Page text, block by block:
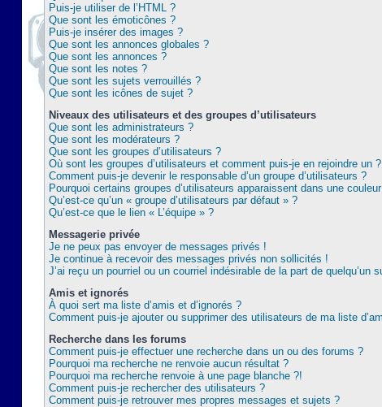
Puis-je utiliser de l’HTML ?
Que sont les émoticônes ?
Puis-je insérer des images ?
Que sont les annonces globales ?
Que sont les annonces ?
Que sont les notes ?
Que sont les sujets verrouillés ?
Que sont les icônes de sujet ?
Niveaux des utilisateurs et des groupes d’utilisateurs
Que sont les administrateurs ?
Que sont les modérateurs ?
Que sont les groupes d’utilisateurs ?
Où sont les groupes d’utilisateurs et comment puis-je en rejoindre un ?
Comment puis-je devenir le responsable d’un groupe d’utilisateurs ?
Pourquoi certains groupes d’utilisateurs apparaissent dans une
Qu’est-ce qu’un « groupe d’utilisateurs par défaut » ?
Qu’est-ce que le lien « L’équipe » ?
Messagerie privée
Je ne peux pas envoyer de messages privés !
Je continue à recevoir des messages privés non sollicités !
J’ai reçu un pourriel ou un courriel indésirable de la part de quelqu’un
Amis et ignorés
À quoi sert ma liste d’amis et d’ignorés ?
Comment puis-je ajouter ou supprimer des utilisateurs de ma liste
Recherche dans les forums
Comment puis-je effectuer une recherche dans un ou des forums ?
Pourquoi ma recherche ne renvoie aucun résultat ?
Pourquoi ma recherche renvoie à une page blanche ?!
Comment puis-je rechercher des utilisateurs ?
Comment puis-je retrouver mes propres messages et sujets ?